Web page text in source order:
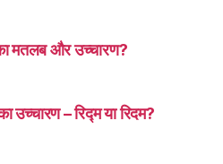
मतलब और उच्चारण?
– रिद्म या रिदम?